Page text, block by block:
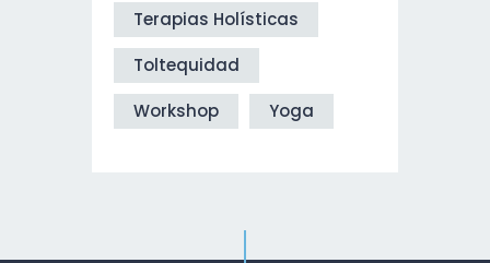
Terapias Holísticas
Toltequidad
Workshop
Yoga